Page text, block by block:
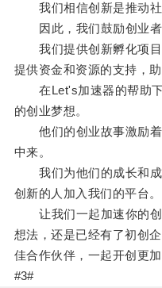
我们相信创新是推动社
因此，我们鼓励创业者
我们提供创新孵化项目
提供资金和资源的支持，
在Let's加速器的帮助下
的创业梦想。
他们的创业故事激励着
中来。
我们为他们的成长和成
创新的人加入我们的平台。
让我们一起加速你的创
想法，还是已经有了初创
佳合作伙伴，一起开创更加
#3#